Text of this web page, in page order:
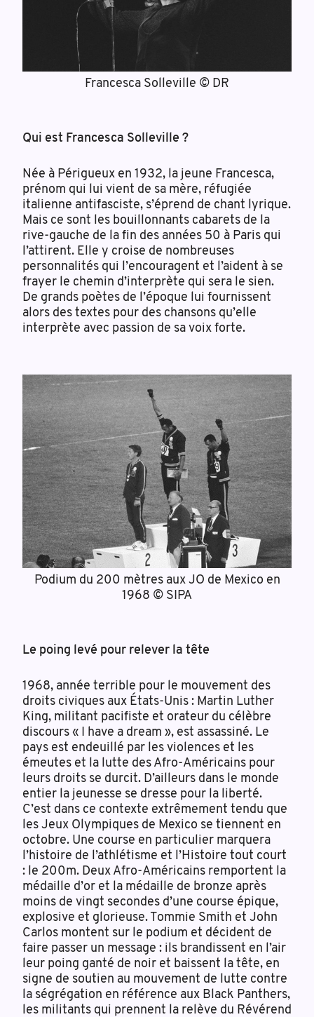
Francesca Solleville © DR
Qui est Francesca Solleville ?
Née à Périgueux en 1932, la jeune Francesca,
prénom qui lui vient de sa mère, réfugiée
italienne antifasciste, s’éprend de chant lyrique.
Mais ce sont les bouillonnants cabarets de la
rive-gauche de la fin des années 50 à Paris qui
l’attirent. Elle y croise de nombreuses
personnalités qui l’encouragent et l’aident à se
frayer le chemin d’interprète qui sera le sien.
De grands poètes de l’époque lui fournissent
alors des textes pour des chansons qu’elle
interprète avec passion de sa voix forte.
Podium du 200 mètres aux JO de Mexico en
1968 © SIPA
Le poing levé pour relever la tête
1968, année terrible pour le mouvement des
droits civiques aux États-Unis : Martin Luther
King, militant pacifiste et orateur du célèbre
discours « I have a dream », est assassiné. Le
pays est endeuillé par les violences et les
émeutes et la lutte des Afro-Américains pour
leurs droits se durcit. D’ailleurs dans le monde
entier la jeunesse se dresse pour la liberté.
C’est dans ce contexte extrêmement tendu que
les Jeux Olympiques de Mexico se tiennent en
octobre. Une course en particulier marquera
l’histoire de l’athlétisme et l’Histoire tout court
: le 200m. Deux Afro-Américains remportent la
médaille d’or et la médaille de bronze après
moins de vingt secondes d’une course épique,
explosive et glorieuse. Tommie Smith et John
Carlos montent sur le podium et décident de
faire passer un message : ils brandissent en l’air
leur poing ganté de noir et baissent la tête, en
signe de soutien au mouvement de lutte contre
la ségrégation en référence aux Black Panthers,
les militants qui prennent la relève du Révérend